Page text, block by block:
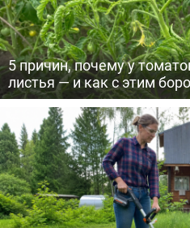
5 причин, почему у
листья — и как с этим